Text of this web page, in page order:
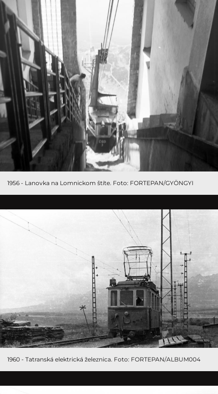
1956 - Lanovka na Lomnickom štíte. Foto: FORTEPAN/GYÖNGYI
1960 - Tatranská elektrická železnica. Foto: FORTEPAN/ALBUM004